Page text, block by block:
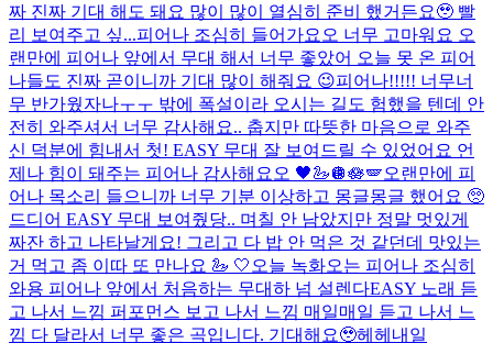
짜 진짜 기대 해도 돼요 많이 많이 열심히 준비 했거든요🥹 빨
리 보여주고 싶...피어나 조심히 들어가요오 너무 고마워요 오
랜만에 피어나 앞에서 무대 해서 너무 좋았어 오늘 못 온 피어
나들도 진짜 곧이니까 기대 많이 해줘요 😉​피어나!!!!! 너무너
무 반가웠자나ㅜㅜ 밖에 폭설이라 오시는 길도 험했을 텐데 안
전히 와주셔서 너무 감사해요.. 춥지만 따뜻한 마음으로 와주
신 덕분에 힘내서 첫! EASY 무대 잘 보여드릴 수 있었어요 언
제나 힘이 돼주는 피어나 감사해요오 🖤🦢🪩🪷🪽오랜만에 피
어나 목소리 들으니까 너무 기분 이상하고 몽글몽글 했어요 🥺
드디어 EASY 무대 보여줬당.. 며칠 안 남았지만 정말 멋있게
짜잔 하고 나타날게요! 그리고 다 밥 안 먹은 것 같던데 맛있는
거 먹고 좀 이따 또 만나요 🦢 🤍 오늘 녹화오는 피어나 조심히
와용 피어나 앞에서 처음하는 무대하 넘 설렌다EASY 노래 듣
고 나서 느낌 퍼포먼스 보고 나서 느낌 매일매일 듣고 나서 느
낌 다 달라서 너무 좋은 곡입니다. 기대해요🥹헤헤 내일